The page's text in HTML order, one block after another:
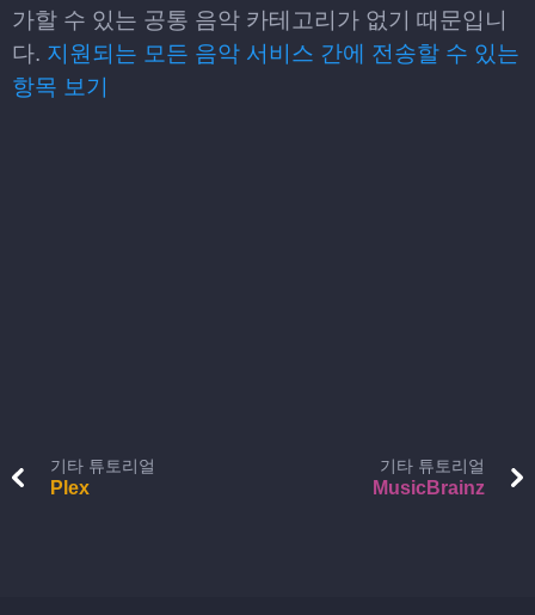
가할 수 있는 공통 음악 카테고리가 없기 때문입니
다. 지원되는 모든 음악 서비스 간에 전송할 수 있는
항목 보기
기타 튜토리얼
Plex
기타 튜토리얼
MusicBrainz